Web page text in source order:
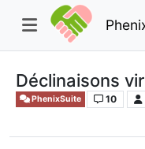
Déclinaisons
PhenixSuite 10